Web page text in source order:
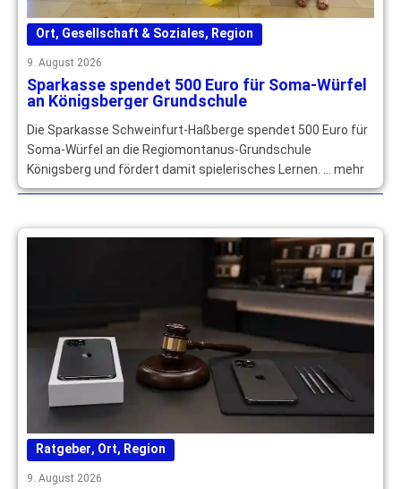
Ort, Gesellschaft & Soziales, Region
9. August 2026
Sparkasse spendet 500 Euro für Soma-Würfel
an Königsberger Grundschule
Die Sparkasse Schweinfurt-Haßberge spendet 500 Euro für
Soma-Würfel an die Regiomontanus-Grundschule
Königsberg und fördert damit spielerisches Lernen. … mehr
Ratgeber, Ort, Region
9. August 2026